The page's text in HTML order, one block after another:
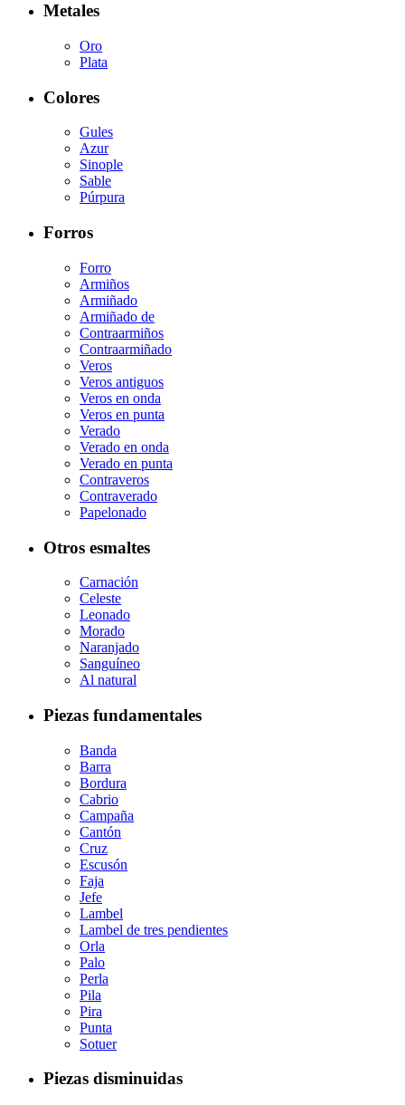
Metales
Oro
Plata
Colores
Gules
Azur
Sinople
Sable
Púrpura
Forros
Forro
Armiños
Armiñado
Armiñado de
Contraarmiños
Contraarmiñado
Veros
Veros antiguos
Veros en onda
Veros en punta
Verado
Verado en onda
Verado en punta
Contraveros
Contraverado
Papelonado
Otros esmaltes
Carnación
Celeste
Leonado
Morado
Naranjado
Sanguíneo
Al natural
Piezas fundamentales
Banda
Barra
Bordura
Cabrio
Campaña
Cantón
Cruz
Escusón
Faja
Jefe
Lambel
Lambel de tres pendientes
Orla
Palo
Perla
Pila
Pira
Punta
Sotuer
Piezas disminuidas